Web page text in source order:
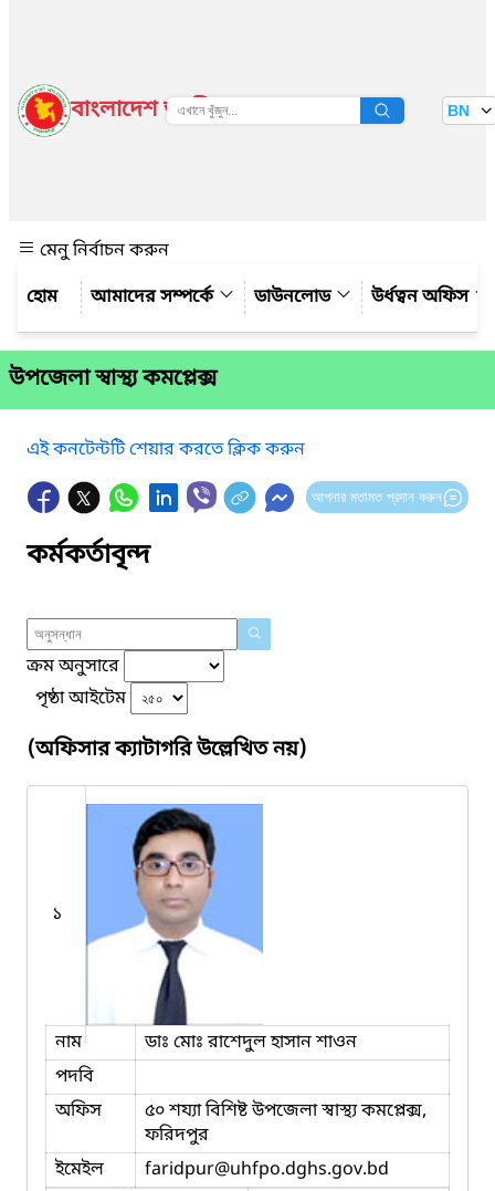
বাংলাদেশ জাতীয় তথ্য বাতায়ন BN
মেনু নির্বাচন করুন
আমাদের সম্পর্কে
ডাউনলোড উর্ধত্বন অফিস
উপজেলা স্বাস্থ্য কমপ্লেক্স
এই কনটেন্টটি শেয়ার করতে ক্লিক করুন
আপনার মতামত প্রদান করুন
কর্মকর্তাবৃন্দ
ক্রম অনুসারে
পৃষ্ঠা আইটেম
(অফিসার ক্যাটাগরি উল্লেখিত নয়)
১
নাম
ডাঃ মোঃ রাশেদুল হাসান শাওন
পদবি
অফিস
৫০ শয্যা বিশিষ্ট উপজেলা স্বাস্থ্য কমপ্লেক্স,
ফরিদপুর
ইমেইল
faridpur@uhfpo.dghs.gov.bd